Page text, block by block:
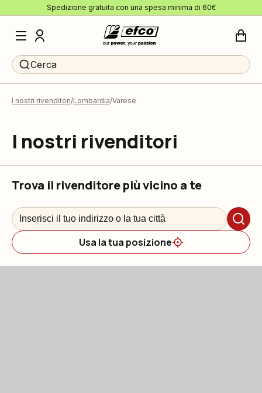
Spedizione gratuita con una spesa minima di 60€
Cerca
I nostri rivenditori Lombardia Varese
I nostri rivenditori
Trova il rivenditore più vicino a te
Usa la tua posizione